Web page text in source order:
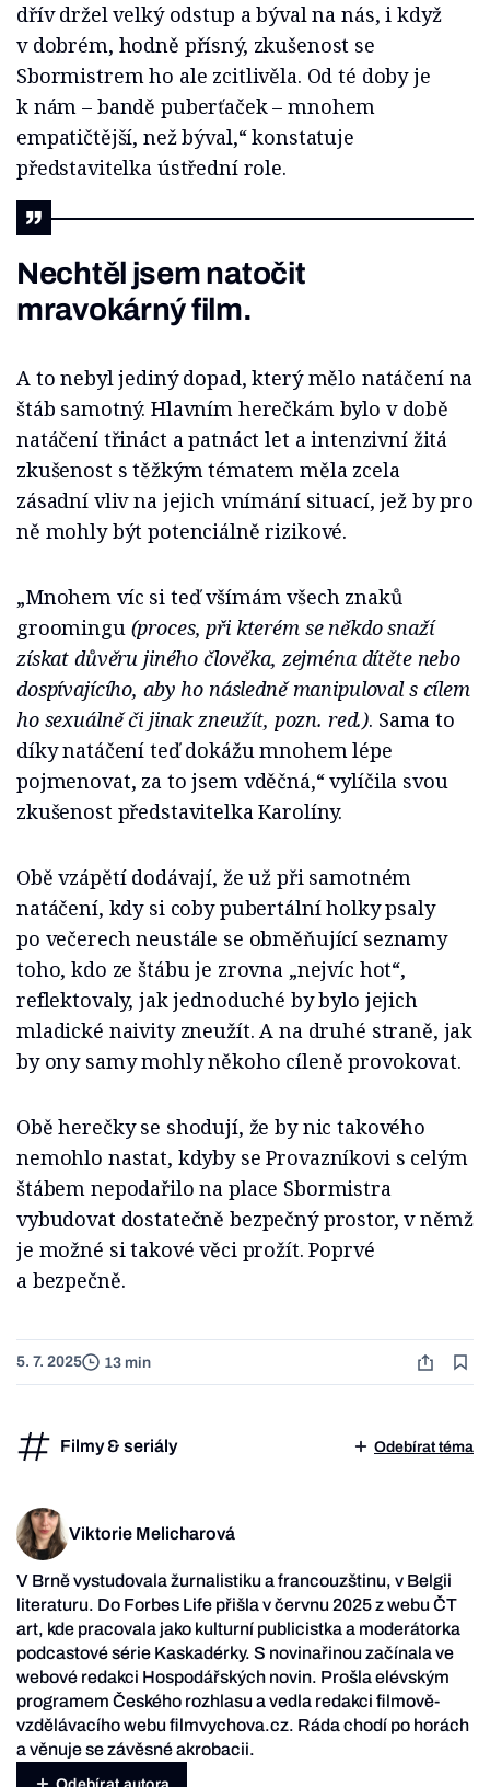
dřív držel velký odstup a býval na nás, i když
v dobrém, hodně přísný, zkušenost se
Sbormistrem ho ale zcitlivěla. Od té doby je
k nám – bandě puberťaček – mnohem
empatičtější, než býval,“ konstatuje
představitelka ústřední role.
Nechtěl jsem natočit
mravokárný film.
A to nebyl jediný dopad, který mělo natáčení na
štáb samotný. Hlavním herečkám bylo v době
natáčení třináct a patnáct let a intenzivní žitá
zkušenost s těžkým tématem měla zcela
zásadní vliv na jejich vnímání situací, jež by pro
ně mohly být potenciálně rizikové.
„Mnohem víc si teď všímám všech znaků
groomingu (proces, při kterém se někdo snaží
získat důvěru jiného člověka, zejména dítěte nebo
dospívajícího, aby ho následně manipuloval s cílem
ho sexuálně či jinak zneužít, pozn. red.). Sama to
díky natáčení teď dokážu mnohem lépe
pojmenovat, za to jsem vděčná,“ vylíčila svou
zkušenost představitelka Karolíny.
Obě vzápětí dodávají, že už při samotném
natáčení, kdy si coby pubertální holky psaly
po večerech neustále se obměňující seznamy
toho, kdo ze štábu je zrovna „nejvíc hot“,
reflektovaly, jak jednoduché by bylo jejich
mladické naivity zneužít. A na druhé straně, jak
by ony samy mohly někoho cíleně provokovat.
Obě herečky se shodují, že by nic takového
nemohlo nastat, kdyby se Provazníkovi s celým
štábem nepodařilo na place Sbormistra
vybudovat dostatečně bezpečný prostor, v němž
je možné si takové věci prožít. Poprvé
a bezpečně.
5. 7. 2025 13 min
Filmy & seriály Odebírat téma
Viktorie Melicharová
V Brně vystudovala žurnalistiku a francouzštinu, v Belgii
literaturu. Do Forbes Life přišla v červnu 2025 z webu ČT
art, kde pracovala jako kulturní publicistka a moderátorka
podcastové série Kaskadérky. S novinařinou začínala ve
webové redakci Hospodářských novin. Prošla elévským
programem Českého rozhlasu a vedla redakci filmově-
vzdělávacího webu filmvychova.cz. Ráda chodí po horách
a věnuje se závěsné akrobacii.